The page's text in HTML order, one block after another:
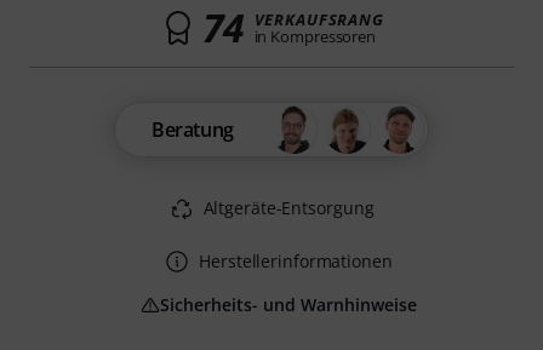
74 VERKAUFSRANG
in Kompressoren
Beratung
Altgeräte-Entsorgung
Herstellerinformationen
Sicherheits- und Warnhinweise